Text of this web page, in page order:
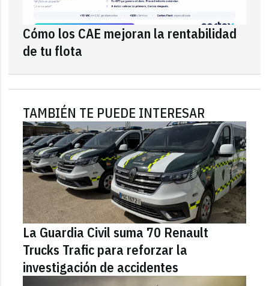
Cómo los CAE mejoran la rentabilidad
de tu flota
TAMBIÉN TE PUEDE INTERESAR
La Guardia Civil suma 70 Renault
Trucks Trafic para reforzar la
investigación de accidentes